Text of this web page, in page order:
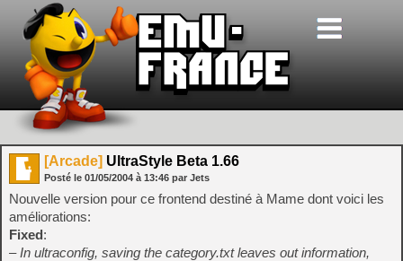
[Arcade] UltraStyle Beta 1.66
Posté le 01/05/2004 à 13:46 par Jets
Nouvelle version pour ce frontend destiné à Mame dont voici les
améliorations:
Fixed:
– In ultraconfig, saving the category.txt leaves out information,